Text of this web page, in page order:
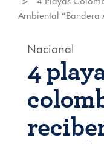
Ambiental “bandera
Nacional
4